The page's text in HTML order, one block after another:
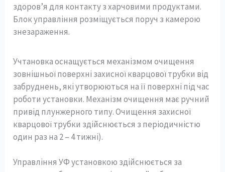
здоров’я для контакту з харчовими продуктами.
Блок управління розміщується поруч з камерою
знезараження.
Учтановка оснащується механізмом очищення
зовнішньої поверхні захисної кварцової трубки від
забруднень, які утворюються на її поверхні під час
роботи установки. Механізм очищення має ручний
привід плунжерного типу. Очищення захисної
кварцової трубки здійснюється з періодичністю
один раз на 2 – 4 тижні).
Управління УФ установкою здійснюється за